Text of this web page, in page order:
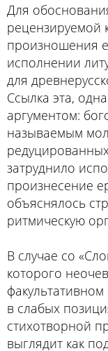
Для
рецензируемой
произношения
исполнении
для
Ссылка эта,
аргументом:
называемым
затруднило
произнесение
объяснялось
ритмическую
В случае со
которого
в слабых
стихотворной
выглядит как